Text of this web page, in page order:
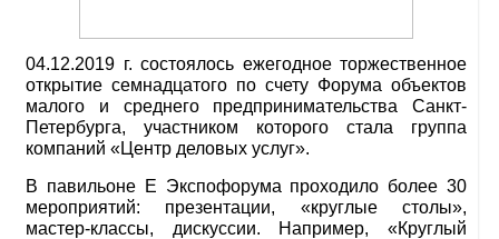
04.12.2019 г. состоялось ежегодное торжественное
открытие семнадцатого по счету Форума объектов
малого и среднего предпринимательства Санкт-
Петербурга, участником которого стала группа
компаний «Центр деловых услуг».
В павильоне Е Экспофорума проходило более 30
мероприятий: презентации, «круглые столы»,
мастер-классы, дискуссии. Например, «Круглый